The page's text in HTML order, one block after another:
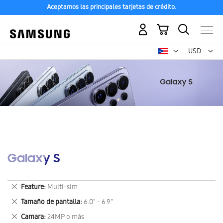
Aceptamos las principales tarjetas de crédito.
USD -
dólar
Mi carrito
Galaxy S
Feature Multi-sim
Eliminar
este
artículo
Tamaño de pantalla 6.0" - 6.9"
Eliminar
este
Camara 24MP o más
Eliminar